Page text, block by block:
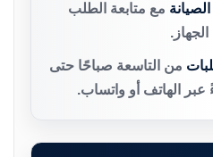
مع متابعة الطلب
من التاسعة صباحًا حتى
عبر الهاتف أو واتساب.